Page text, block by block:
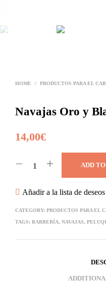
HOME / PRODUCTOS PARA EL
Navajas Oro y
14,00€
ADD
Añadir a la lista de deseos
CATEGORY: PRODUCTOS PARA EL
TAGS: BARBERÍA, NAVAJAS,